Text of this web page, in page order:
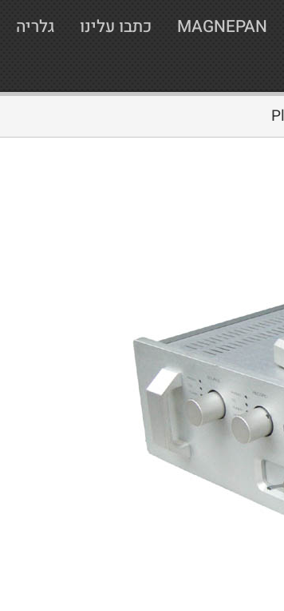
MAGNEPAN כתבו עלינו גלריה